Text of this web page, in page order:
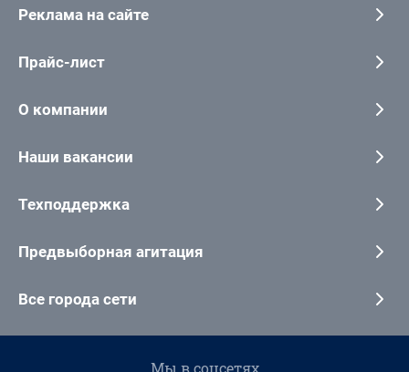
Реклама на сайте
Прайс-лист
О компании
Наши вакансии
Техподдержка
Предвыборная агитация
Все города сети
Мы в соцсетях